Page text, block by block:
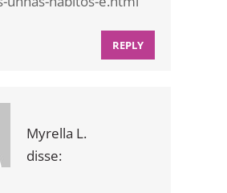
REPLY
Myrella L.
disse: